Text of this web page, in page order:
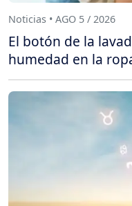
Noticias • AGO 5 / 2026
El botón de la
humedad en la